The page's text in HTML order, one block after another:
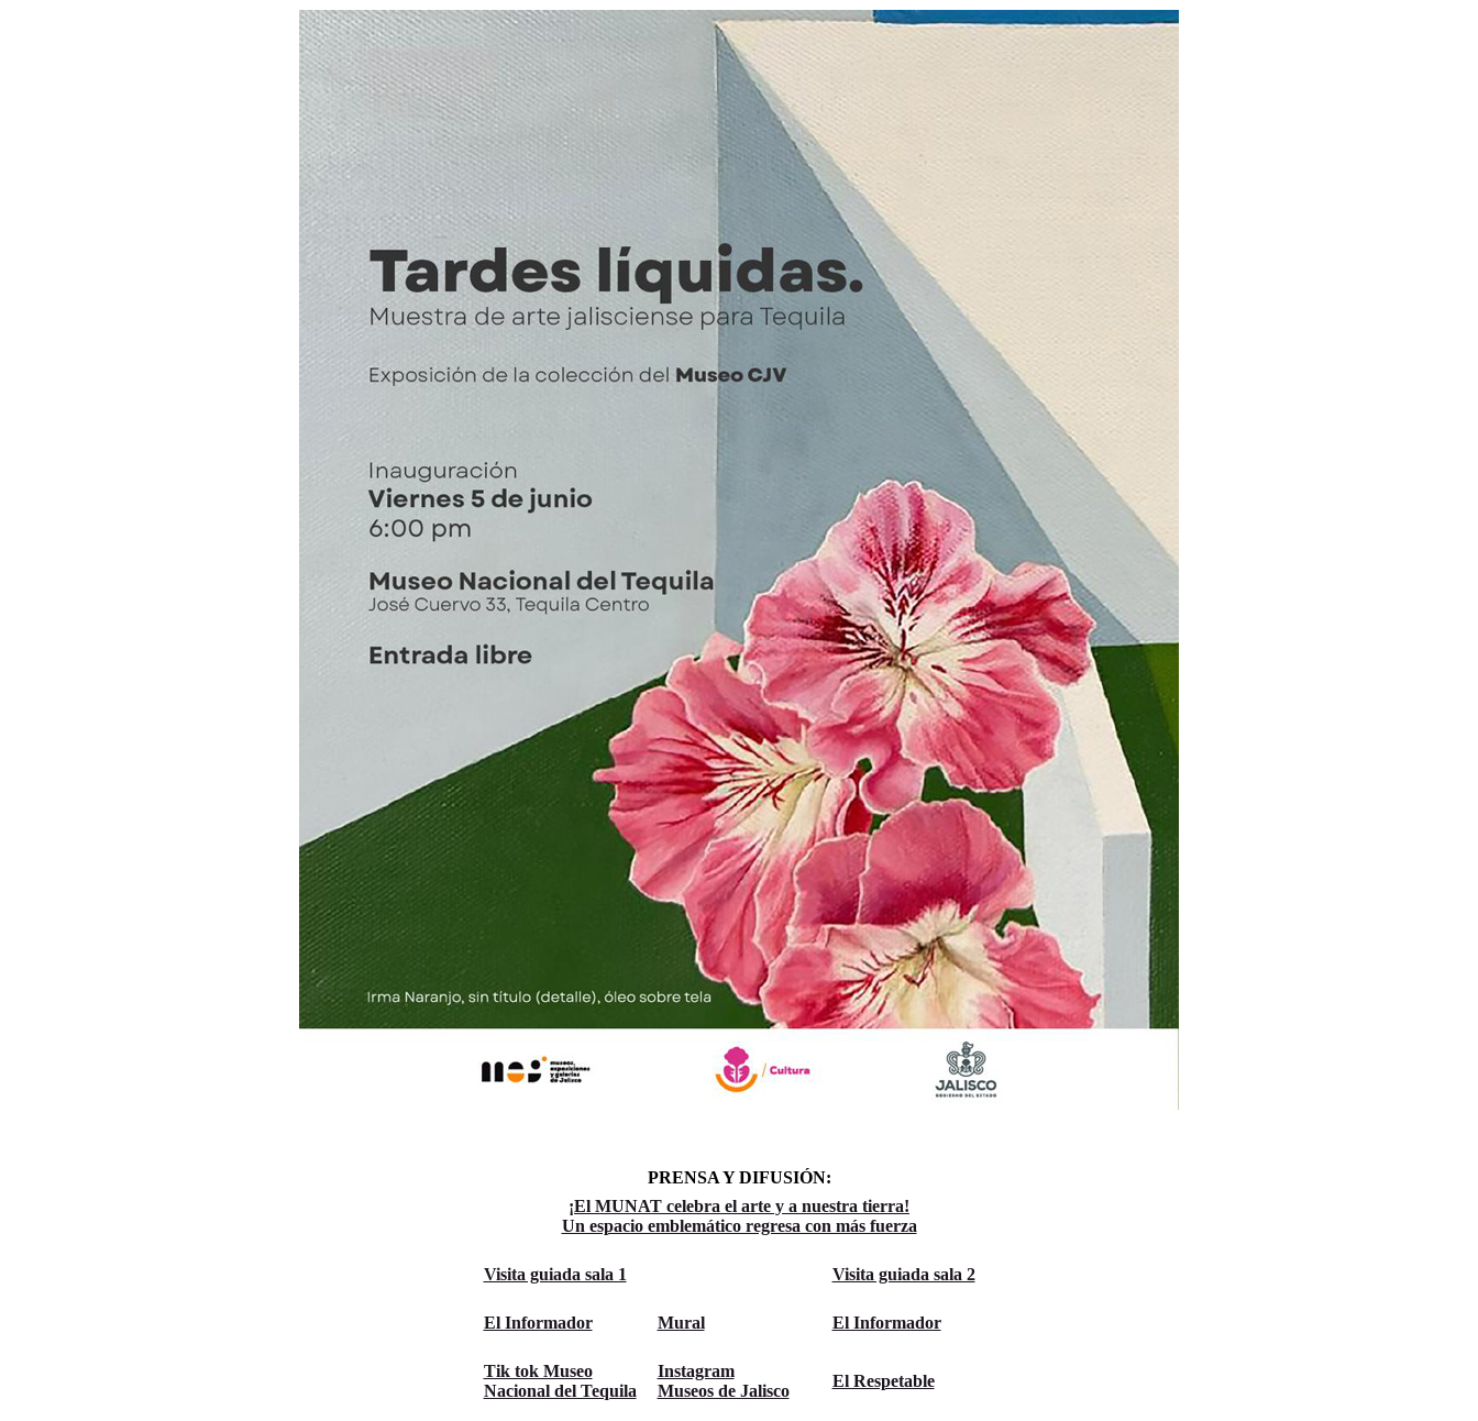
PRENSA Y DIFUSIÓN:
¡El MUNAT celebra el arte y a nuestra tierra!
Un espacio emblemático regresa con más fuerza
Visita guiada sala 1 Visita guiada sala 2
El Informador Mural El Informador
Tik tok Museo
Nacional del Tequila
Instagram
Museos de Jalisco
El Respetable